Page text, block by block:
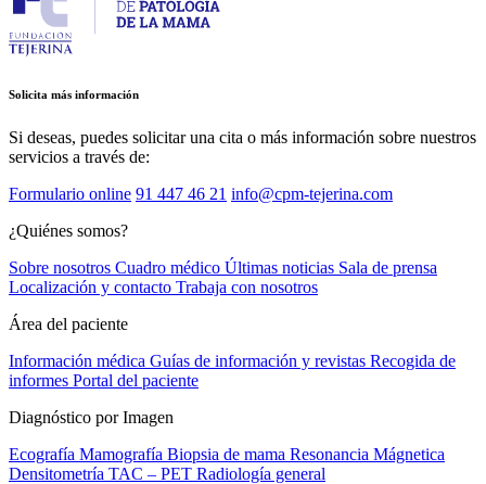
Solicita más información
Si deseas, puedes solicitar una cita o más información sobre nuestros
servicios a través de:
Formulario online 91 447 46 21 info@cpm-tejerina.com
¿Quiénes somos?
Sobre nosotros Cuadro médico Últimas noticias Sala de prensa
Localización y contacto Trabaja con nosotros
Área del paciente
Información médica Guías de información y revistas Recogida de
informes Portal del paciente
Diagnóstico por Imagen
Ecografía Mamografía Biopsia de mama Resonancia Mágnetica
Densitometría TAC – PET Radiología general